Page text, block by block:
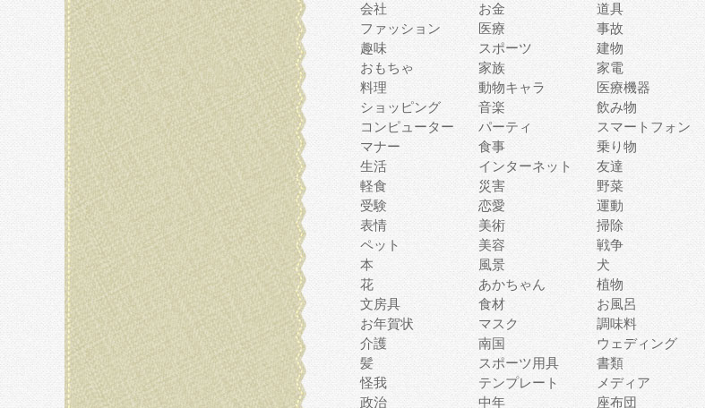
会社
お金 道具
ファッション
医療 事故
趣味
スポーツ 建物
おもちゃ
家族 家電
料理
動物キャラ 医療機器
ショッピング
音楽 飲み物
コンピューター
パーティ スマートフォン
マナー
食事 乗り物
生活
インターネット 友達
軽食
災害 野菜
受験
恋愛 運動
表情
美術 掃除
ペット
美容 戦争
本
風景 犬
花
あかちゃん 植物
文房具
食材 お風呂
お年賀状
マスク 調味料
介護
南国 ウェディング
髪
スポーツ用具 書類
怪我
テンプレート メディア
政治
中年 座布団